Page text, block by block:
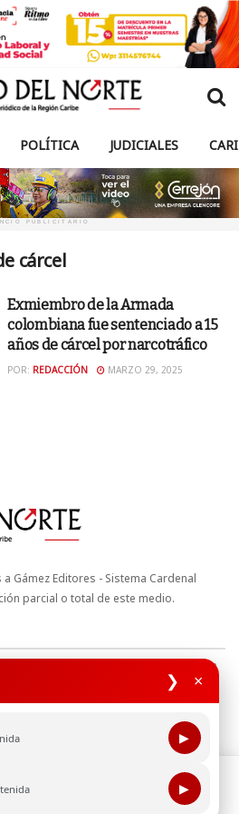
❯ ×
▶
▶
POLÍTICA JUDICIALES
PUBLICITARIO
cárcel
Exmiembro de la Armada
colombiana fue sentenciado a 15
años de cárcel por narcotráfico
POR: REDACCIÓN MARZO 29, 2025
Gámez Editores - Sistema Cardenal
parcial o total de este medio.
Derechos de Autor y Propiedad Intelectual
Política de Tratamiento de Datos
para mejorar tu experiencia de
aceptas nuestra política de uso de